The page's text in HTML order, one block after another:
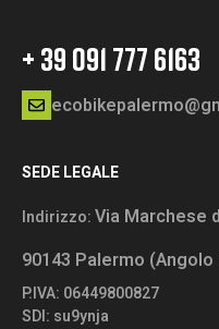
+ 39 091 777 6163
SEDE LEGALE
Indirizzo:Via Marchese
90143 Palermo
P.IVA: 06449800827
SDI: su9ynja